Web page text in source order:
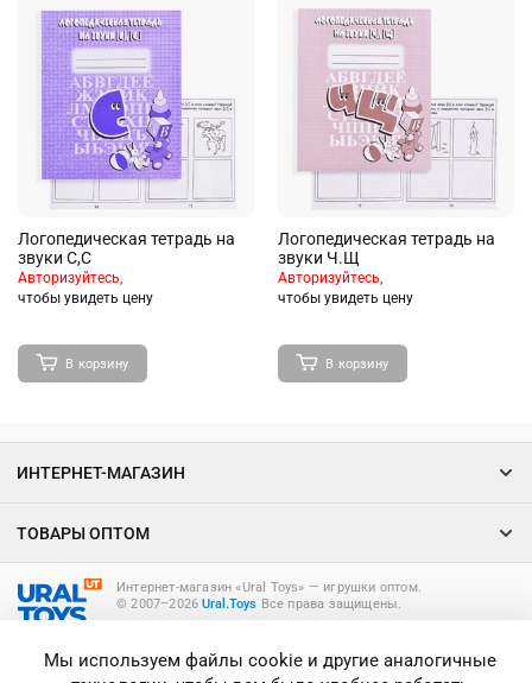
Логопедическая тетрадь на
звуки С,С
Авторизуйтесь,
чтобы увидеть цену
В корзину
Логопедическая тетрадь на
звуки Ч.Щ
Авторизуйтесь,
чтобы увидеть цену
В корзину
Интернет-магазин «Ural Toys» ― игрушки оптом.
© 2007–2026Ural.Toys Все права защищены.
ИНТЕРНЕТ-МАГАЗИН
ТОВАРЫ ОПТОМ
Мы используем файлы cookie и другие аналогичные